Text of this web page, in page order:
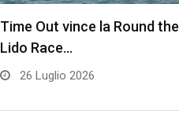
Time Out vince la Round the
Lido Race…
26 Luglio 2026